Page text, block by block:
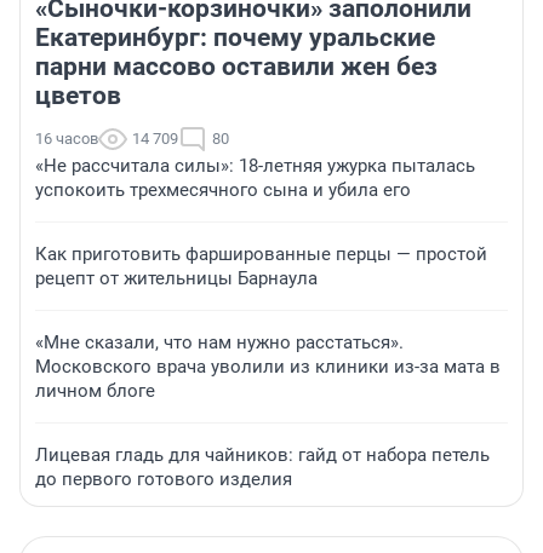
«Сыночки-корзиночки» заполонили
Екатеринбург: почему уральские
парни массово оставили жен без
цветов
16 часов 14 709 80
«Не рассчитала силы»: 18-летняя ужурка пыталась
успокоить трехмесячного сына и убила его
Как приготовить фаршированные перцы — простой
рецепт от жительницы Барнаула
«Мне сказали, что нам нужно расстаться».
Московского врача уволили из клиники из-за мата в
личном блоге
Лицевая гладь для чайников: гайд от набора петель
до первого готового изделия